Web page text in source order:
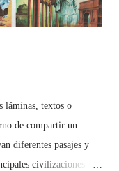
láminas, textos o
de compartir un
diferentes pasajes y
civilizaciones que